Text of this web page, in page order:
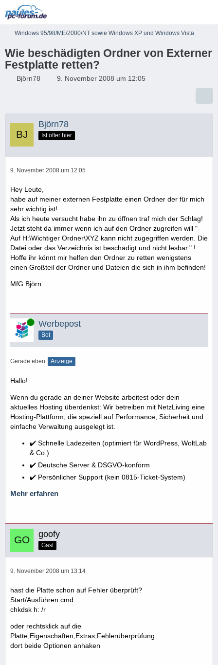
Windows 95/98/ME/2000/NT sowie Windows XP und Windows Vista
Wie beschädigten Ordner von Externer
Festplatte retten?
Björn78 9. November 2008 um 12:05
Björn78
Ist öfter hier
9. November 2008 um 12:05
Hey Leute,
habe auf meiner externen Festplatte einen Ordner der für mich
sehr wichtig ist!
Als ich heute versucht habe ihn zu öffnen traf mich der Schlag!
Jetzt steht da immer wenn ich auf den Ordner zugreifen will "
Auf H:\Wichtiger Ordner\XYZ kann nicht zugegriffen werden. Die
Datei oder das Verzeichnis ist beschädigt und nicht lesbar." !
Hoffe ihr könnt mir helfen den Ordner zu retten wenigstens
einen Großteil der Ordner und Dateien die sich in ihm befinden!
MfG Björn
Online Werbepost
Bot
Gerade eben Anzeige
Hallo!
Wenn du gerade an deiner Website arbeitest oder dein
aktuelles Hosting überdenkst: Wir betreiben mit NetzLiving eine
Hosting-Plattform, die speziell auf Performance, Sicherheit und
einfache Verwaltung ausgelegt ist.
✔️ Schnelle Ladezeiten (optimiert für WordPress, WoltLab
& Co.)
✔️ Deutsche Server & DSGVO-konform
✔️ Persönlicher Support (kein 0815-Ticket-System)
Mehr erfahren
goofy
Gast
9. November 2008 um 13:14
hast die Platte schon auf Fehler überprüft?
Start/Ausführen cmd
chkdsk h: /r
oder rechtsklick auf die
Platte,Eigenschaften,Extras;Fehlerüberprüfung
dort beide Optionen anhaken